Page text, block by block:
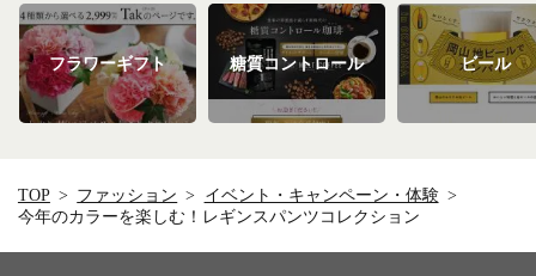
フラワーギフト 糖質コントロール ビール
TOP ファッション
イベント・キャンペーン・体験
今年のカラーを楽しむ！レギンスパンツコレクション